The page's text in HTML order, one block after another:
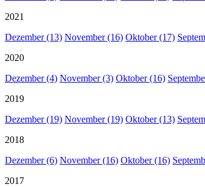
2021
Dezember (13) November (16) Oktober (17)
2020
Dezember (4) November (3) Oktober (16)
2019
Dezember (19) November (19) Oktober (13)
2018
Dezember (6) November (16) Oktober (16)
2017